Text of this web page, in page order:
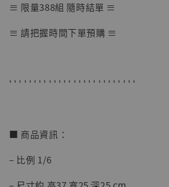
【店內現貨】七龍珠 系列蒐
NT$ 5,580
≡ 限量388組 隨時結單 ≡
≡ 請把握時間下單預購 ≡
' ' ' ' ' ' ' ' ' ' ' ' ' ' ' ' ' ' ' ' ' ' ' ' ' '
■ 商品資訊：
– 比例 1/6